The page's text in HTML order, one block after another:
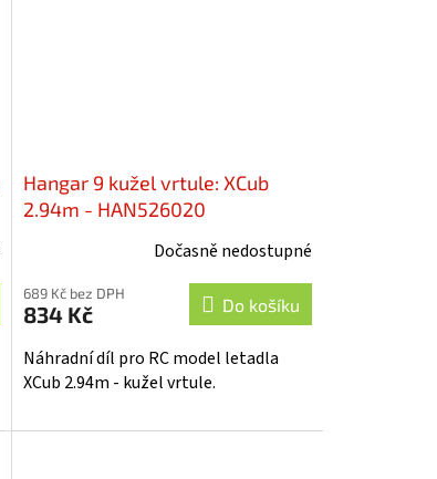
Hangar 9 kužel vrtule: XCub
2.94m - HAN526020
Dočasně nedostupné
689 Kč bez DPH
834 Kč Do košíku
Náhradní díl pro RC model letadla
XCub 2.94m - kužel vrtule.